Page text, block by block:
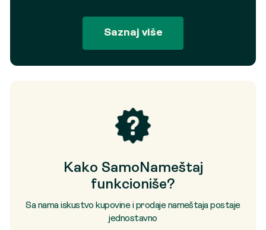
Saznaj više
Kako SamoNameštaj
funkcioniše?
Sa nama iskustvo kupovine i prodaje nameštaja postaje
jednostavno